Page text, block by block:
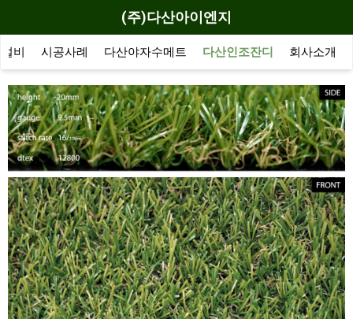
(주)다산아이엔지
비 시공사례 다산야자수메트 다산인조잔디 회사소개